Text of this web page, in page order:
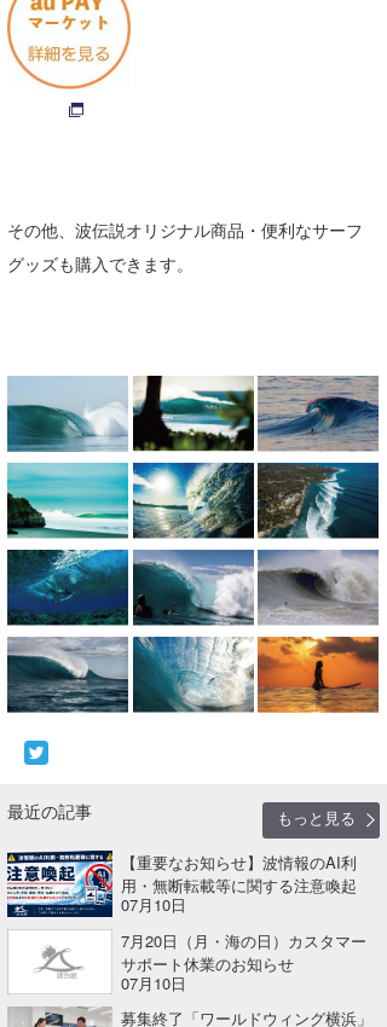
その他、波伝説オリジナル商品・便利なサーフ
グッズも購入できます。
最近の記事
もっと見る
【重要なお知らせ】波情報のAI利
用・無断転載等に関する注意喚起
07月10日
7月20日（月・海の日）カスタマー
サポート休業のお知らせ
07月10日
募集終了「ワールドウィング横浜」
ハンマー
まっきー
上田純子
上條将美
SancheZ
ゴン
米山予報士
wanda
予報士 hiro.
banpaku
Mr.K